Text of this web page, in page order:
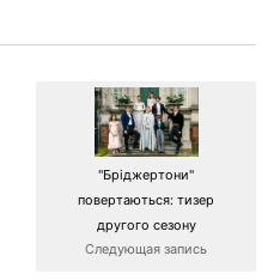
"Бріджертони"
повертаються: тизер
другого сезону
Следующая запись